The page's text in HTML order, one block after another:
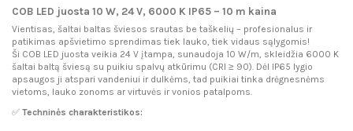
COB LED juosta 10 W, 24 V, 6000 K IP65 – 10 m kaina
Vientisas, šaltai baltas šviesos srautas be taškelių – profesionalus ir
patikimas apšvietimo sprendimas tiek lauko, tiek vidaus sąlygomis!
Ši COB LED juosta veikia 24 V įtampa, sunaudoja 10 W/m, skleidžia 6000 K
šaltai baltą šviesą su puikiu spalvų atkūrimu (CRI ≥ 90). Dėl IP65 lygio
apsaugos ji atspari vandeniui ir dulkėms, tad puikiai tinka drėgnesnėms
vietoms, lauko zonoms ar virtuvės ir vonios patalpoms.
✅ Techninės charakteristikos: